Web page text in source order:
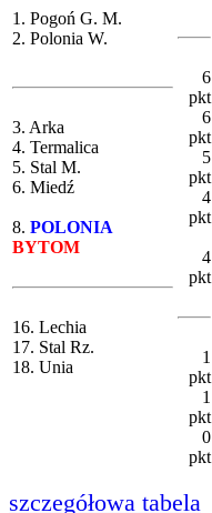
1. Pogoń G. M.
2. Polonia W.
3. Arka
4. Termalica
5. Stal M.
6. Miedź
8. POLONIA
BYTOM
16. Lechia
17. Stal Rz.
18. Unia
6
pkt
6
pkt
5
pkt
4
pkt
4
pkt
1
pkt
1
pkt
0
pkt
szczegółowa tabela